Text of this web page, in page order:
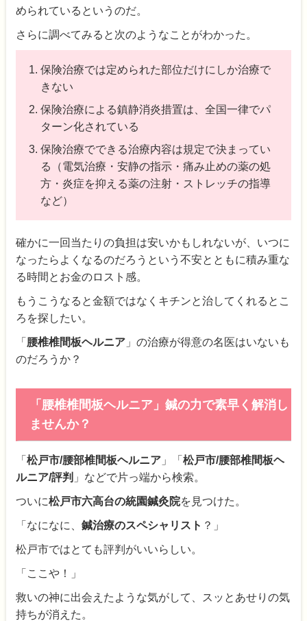
められているというのだ。
さらに調べてみると次のようなことがわかった。
保険治療では定められた部位だけにしか治療で
きない
保険治療による鎮静消炎措置は、全国一律でパ
ターン化されている
保険治療でできる治療内容は規定で決まってい
る（電気治療・安静の指示・痛み止めの薬の処
方・炎症を抑える薬の注射・ストレッチの指導
など）
確かに一回当たりの負担は安いかもしれないが、いつに
なったらよくなるのだろうという不安とともに積み重な
る時間とお金のロスト感。
もうこうなると金額ではなくキチンと治してくれるとこ
ろを探したい。
「 腰椎椎間板ヘルニア 」の治療が得意の名医はいないも
のだろうか？
「腰椎椎間板ヘルニア」鍼の力で素早く解消し
ませんか？
「松戸市/腰部椎間板ヘルニア 」「松戸市/腰部椎間板ヘ
ルニア/評判 」などで片っ端から検索。
ついに松戸市六高台の統園鍼灸院を見つけた。
「なになに、鍼治療のスペシャリスト ？」
松戸市ではとても評判がいいらしい。
「ここや！」
救いの神に出会えたような気がして、スッとあせりの気
持ちが消えた。